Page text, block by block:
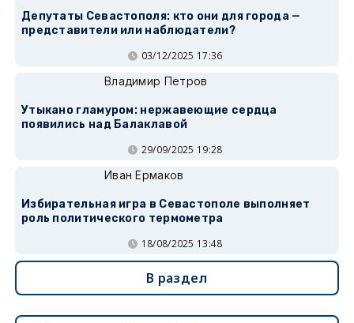
Депутаты Севастополя: кто они для города —
представители или наблюдатели?
03/12/2025 17:36
Владимир Петров
Утыкано гламуром: нержавеющие сердца
появились над Балаклавой
29/09/2025 19:28
Иван Ермаков
Избирательная игра в Севастополе выполняет
роль политического термометра
18/08/2025 13:48
В раздел